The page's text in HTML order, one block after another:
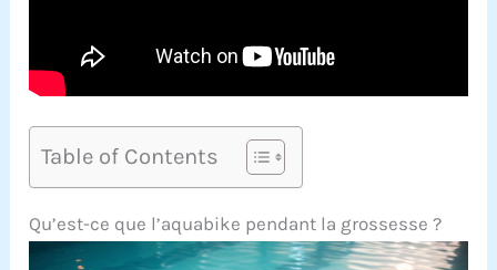
Table of Contents
Qu’est-ce que l’aquabike pendant la grossesse ?